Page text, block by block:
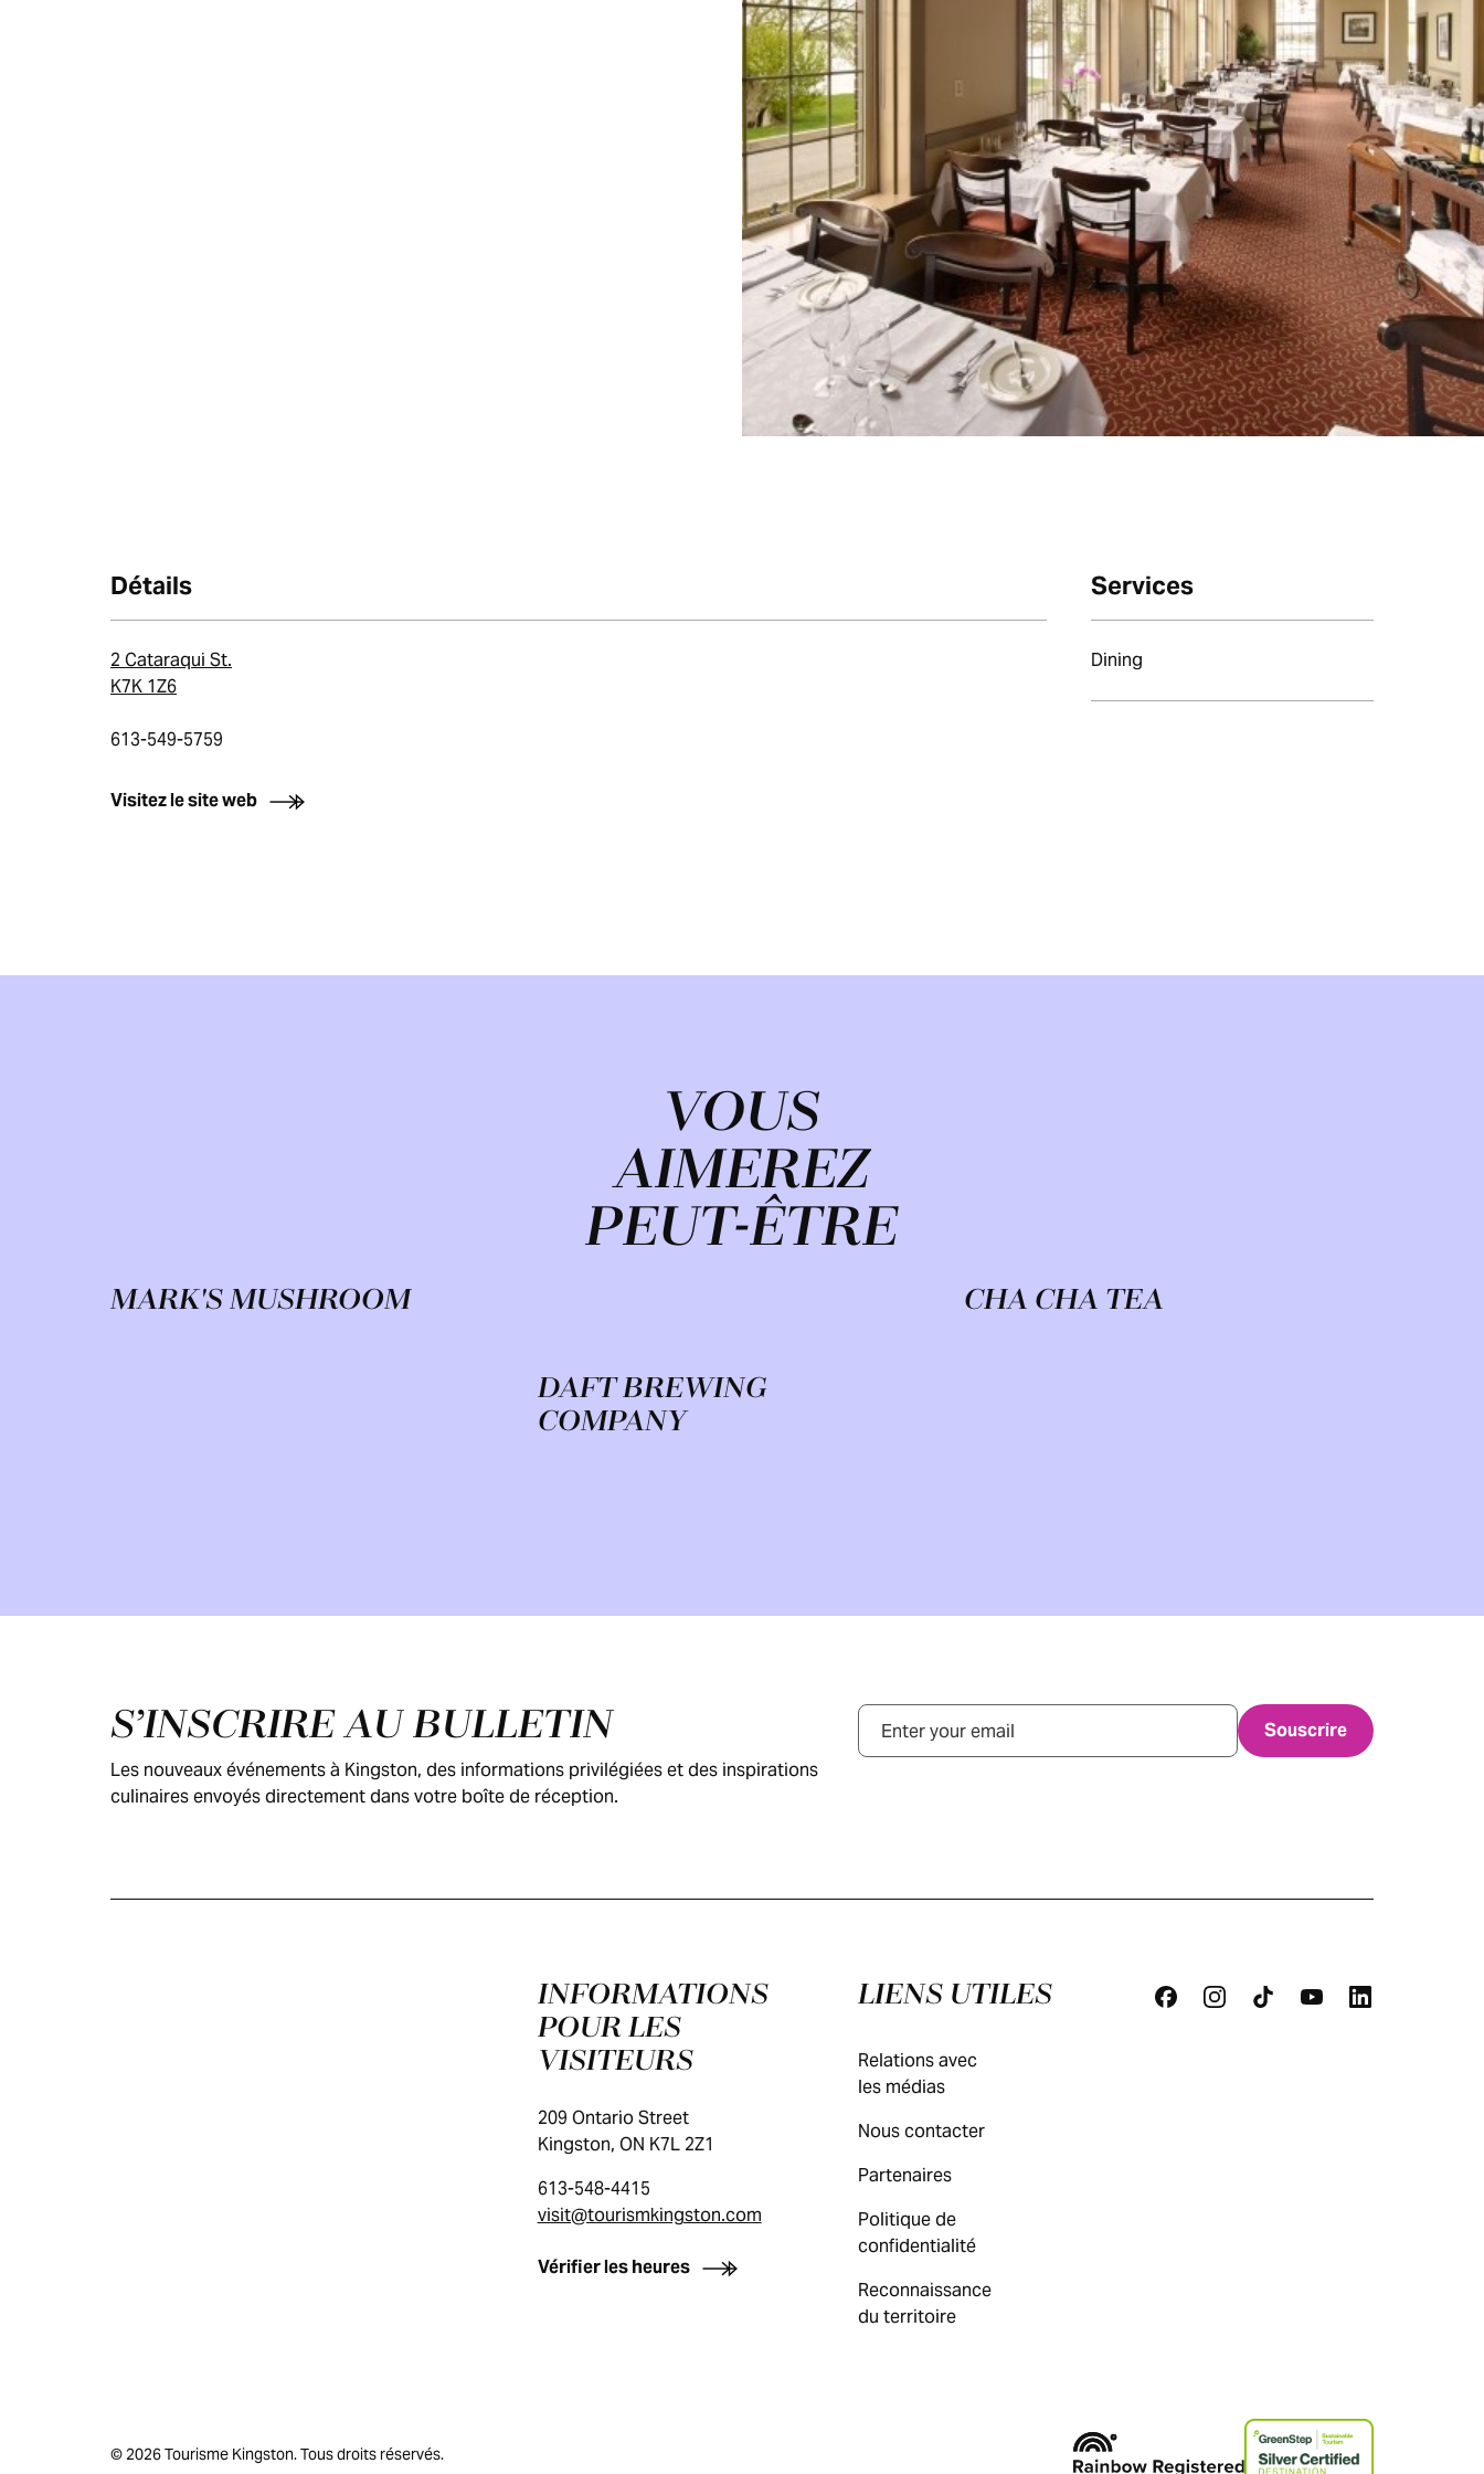
Détails
2 Cataraqui St.
K7K 1Z6
613-549-5759
Visitez le site web
Services
Dining
VOUS
AIMEREZ
PEUT-ÊTRE
MARK'S MUSHROOM
DAFT BREWING
COMPANY
CHA CHA TEA
S’INSCRIRE AU BULLETIN
Les nouveaux événements à Kingston, des informations privilégiées et des inspirations
culinaires envoyés directement dans votre boîte de réception.
Courriel
INFORMATIONS
POUR LES
VISITEURS
209 Ontario Street
Kingston, ON K7L 2Z1
613-548-4415
visit@tourismkingston.com
Vérifier les heures
LIENS UTILES
Relations avec
les médias
Nous contacter
Partenaires
Politique de
confidentialité
Reconnaissance
du territoire
© 2026 Tourisme Kingston. Tous droits réservés.